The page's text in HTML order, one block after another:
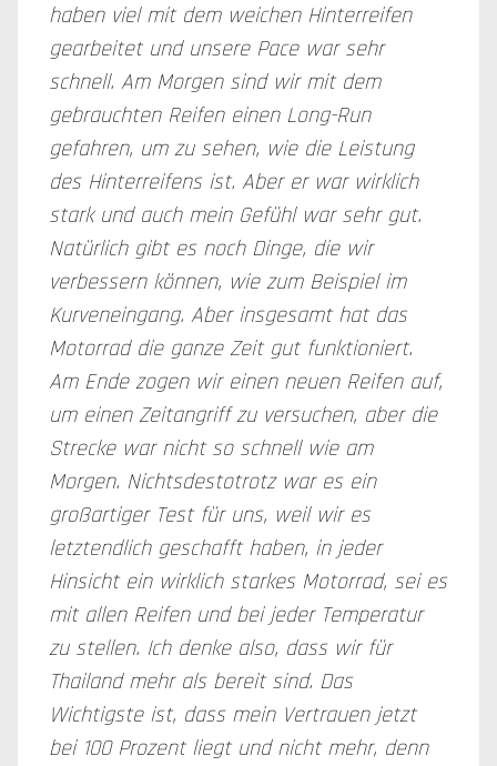
haben viel mit dem weichen Hinterreifen
gearbeitet und unsere Pace war sehr
schnell. Am Morgen sind wir mit dem
gebrauchten Reifen einen Long-Run
gefahren, um zu sehen, wie die Leistung
des Hinterreifens ist. Aber er war wirklich
stark und auch mein Gefühl war sehr gut.
Natürlich gibt es noch Dinge, die wir
verbessern können, wie zum Beispiel im
Kurveneingang. Aber insgesamt hat das
Motorrad die ganze Zeit gut funktioniert.
Am Ende zogen wir einen neuen Reifen auf,
um einen Zeitangriff zu versuchen, aber die
Strecke war nicht so schnell wie am
Morgen. Nichtsdestotrotz war es ein
großartiger Test für uns, weil wir es
letztendlich geschafft haben, in jeder
Hinsicht ein wirklich starkes Motorrad, sei es
mit allen Reifen und bei jeder Temperatur
zu stellen. Ich denke also, dass wir für
Thailand mehr als bereit sind. Das
Wichtigste ist, dass mein Vertrauen jetzt
bei 100 Prozent liegt und nicht mehr, denn